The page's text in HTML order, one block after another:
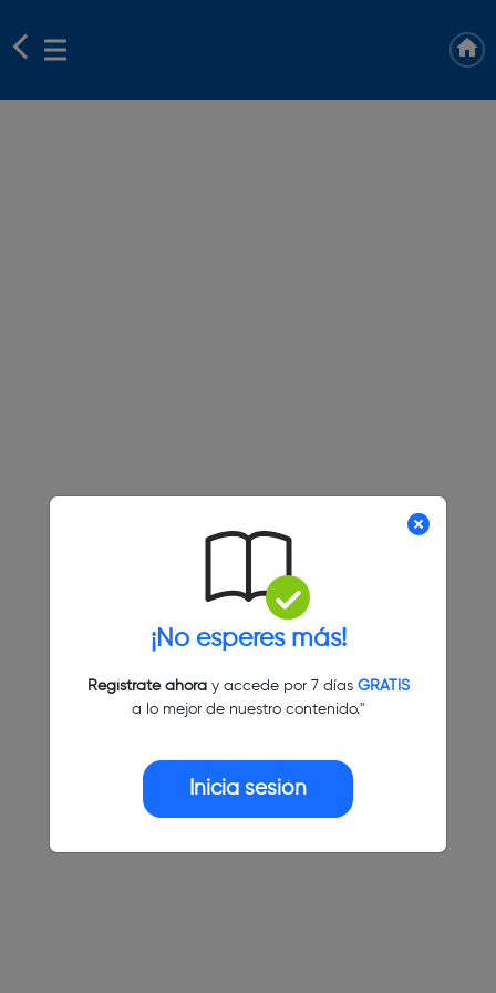
¡No esperes más!
Regístrate ahoray accede por 7 días GRATIS
a lo mejor de nuestro contenido."
Inicia sesión